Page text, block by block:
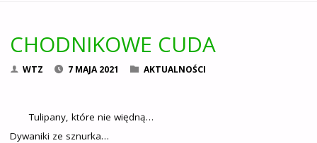
CHODNIKOWE CUDA
WTZ 7 MAJA 2021 AKTUALNOŚCI
Tulipany, które nie więdną…
Dywaniki ze sznurka…